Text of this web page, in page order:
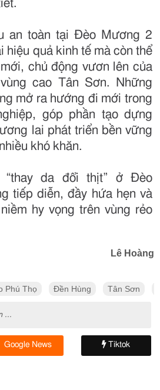
an toàn tại Đèo Mương 2
hiệu quả kinh tế mà còn thể
chủ động vươn lên của
cao Tân Sơn. Những
mở ra hướng đi mới trong
góp phần tạo dựng
lai phát triển bền vững
khó khăn.
“thay da đổi thịt” ở Đèo
tiếp diễn, đầy hứa hẹn và
hy vọng trên vùng rẻo
Lê Hoàng
Phú Thọ Đền Hùng Tân Sơn
...
Google News Tiktok